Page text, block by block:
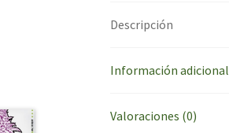
Descripción
Información adicional
Valoraciones (0)